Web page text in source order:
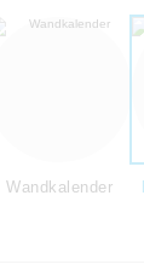
Wandkalender